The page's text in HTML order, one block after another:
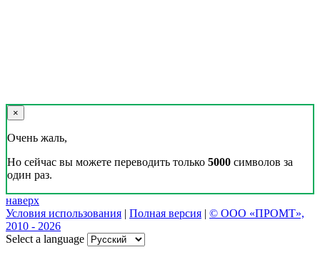
×
Очень жаль,
Но сейчас вы можете переводить только 5000 символов за
один раз.
наверх
Условия использования | Полная версия | © ООО «ПРОМТ»,
2010 - 2026
Select a language